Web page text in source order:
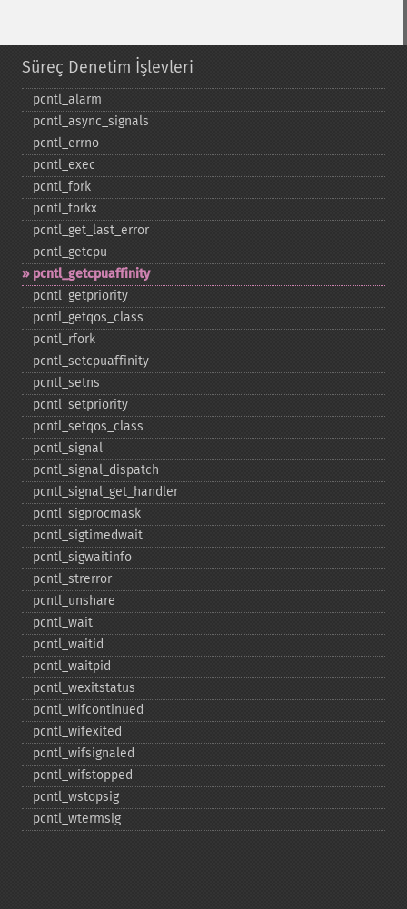
Süreç Denetim İşlevleri
pcntl_​alarm
pcntl_​async_​signals
pcntl_​errno
pcntl_​exec
pcntl_​fork
pcntl_​forkx
pcntl_​get_​last_​error
pcntl_​getcpu
pcntl_​getcpuaffinity
pcntl_​getpriority
pcntl_​getqos_​class
pcntl_​rfork
pcntl_​setcpuaffinity
pcntl_​setns
pcntl_​setpriority
pcntl_​setqos_​class
pcntl_​signal
pcntl_​signal_​dispatch
pcntl_​signal_​get_​handler
pcntl_​sigprocmask
pcntl_​sigtimedwait
pcntl_​sigwaitinfo
pcntl_​strerror
pcntl_​unshare
pcntl_​wait
pcntl_​waitid
pcntl_​waitpid
pcntl_​wexitstatus
pcntl_​wifcontinued
pcntl_​wifexited
pcntl_​wifsignaled
pcntl_​wifstopped
pcntl_​wstopsig
pcntl_​wtermsig